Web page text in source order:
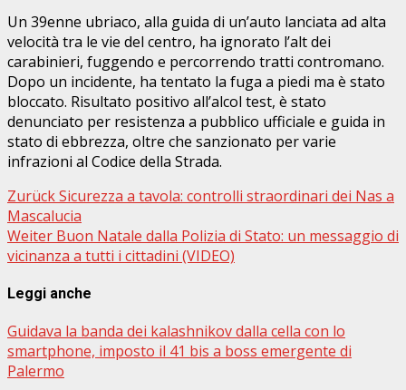
WhatsApp
Un 39enne ubriaco, alla guida di un’auto lanciata ad alta
velocità tra le vie del centro, ha ignorato l’alt dei
carabinieri, fuggendo e percorrendo tratti contromano.
Dopo un incidente, ha tentato la fuga a piedi ma è stato
bloccato. Risultato positivo all’alcol test, è stato
denunciato per resistenza a pubblico ufficiale e guida in
stato di ebbrezza, oltre che sanzionato per varie
infrazioni al Codice della Strada.
Beitragsnavigation
ZurückSicurezza a tavola: controlli straordinari dei Nas a
Mascalucia
Weiter Buon Natale dalla Polizia di Stato: un messaggio di
vicinanza a tutti i cittadini (VIDEO)
Leggi anche
Guidava la banda dei kalashnikov dalla cella con lo
smartphone, imposto il 41 bis a boss emergente di
Palermo